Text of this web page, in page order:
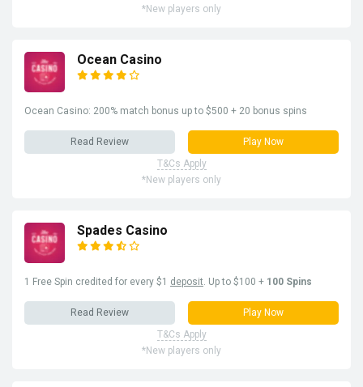
*New players only
Ocean Casino
Ocean Casino: 200% match bonus up to $500 + 20 bonus spins
Read Review
Play Now
T&Cs Apply
*New players only
Spades Casino
1 Free Spin credited for every $1 deposit. Up to $100 + 100 Spins
Read Review
Play Now
T&Cs Apply
*New players only